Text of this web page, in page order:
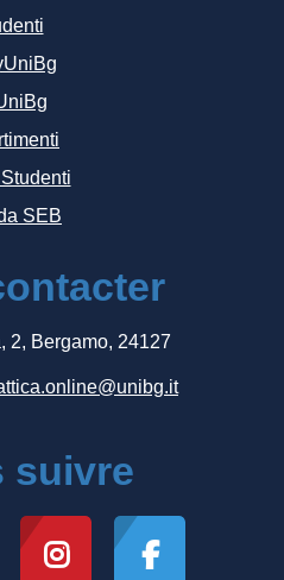
SEB
2, Bergamo, 24127
suivre